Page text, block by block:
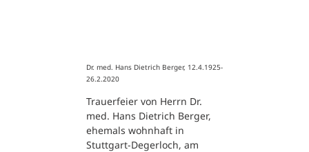
Dr. med. Hans Dietrich Berger, 12.4.1925-
26.2.2020
Trauerfeier von Herrn Dr.
med. Hans Dietrich Berger,
ehemals wohnhaft in
Stuttgart-Degerloch, am